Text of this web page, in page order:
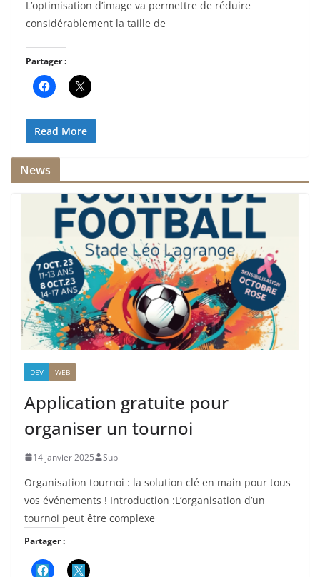
L’optimisation d’image va permettre de réduire
considérablement la taille de
Partager :
Read More
News
DEV WEB
Application gratuite pour
organiser un tournoi
14 janvier 2025 Sub
Organisation tournoi : la solution clé en main pour tous
vos événements ! Introduction :L’organisation d’un
tournoi peut être complexe
Partager :